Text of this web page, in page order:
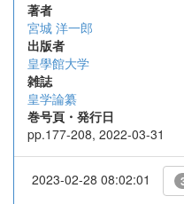
著者
宮城 洋一郎
出版者
皇學館大学
雑誌
皇学論纂
巻号頁・発行日
pp.177-208, 2022-03-31
2023-02-28 08:02:01